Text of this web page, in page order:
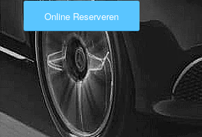
Online Reserveren